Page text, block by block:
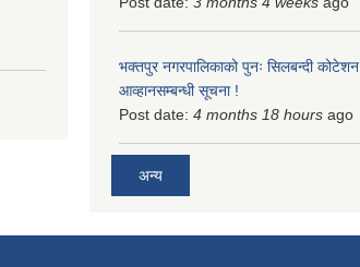
भक्तपुर नगरपालिकाको पुनः सिलबन्दी कोटेशन
आव्हानसम्बन्धी सूचना !
Post date: 4 months 18 hours ago
अन्य